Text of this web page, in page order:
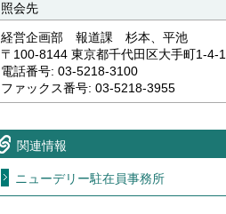
照会先
経営企画部 報道課 杉本、平池
〒100-8144 東京都千代田区大手町1-4-1
電話番号: 03-5218-3100
ファックス番号: 03-5218-3955
関連情報
ニューデリー駐在員事務所